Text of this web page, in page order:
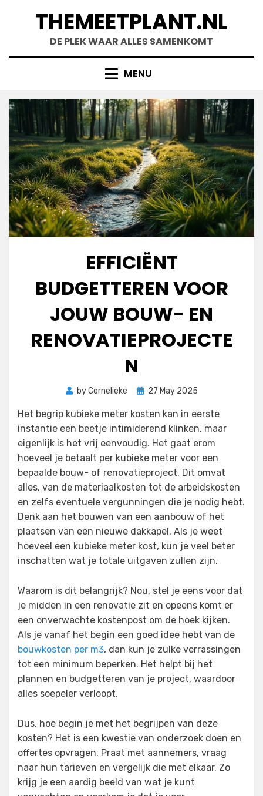
THEMEETPLANT.NL
DE PLEK WAAR ALLES SAMENKOMT
MENU
EFFICIËNT
BUDGETTEREN VOOR
JOUW BOUW- EN
RENOVATIEPROJECTE
N
byCornelieke
Posted
27 May 2025
Het begrip kubieke meter kosten kan in eerste
instantie een beetje intimiderend klinken, maar
eigenlijk is het vrij eenvoudig. Het gaat erom
hoeveel je betaalt per kubieke meter voor een
bepaalde bouw- of renovatieproject. Dit omvat
alles, van de materiaalkosten tot de arbeidskosten
en zelfs eventuele vergunningen die je nodig hebt.
Denk aan het bouwen van een aanbouw of het
plaatsen van een nieuwe dakkapel. Als je weet
hoeveel een kubieke meter kost, kun je veel beter
inschatten wat je totale uitgaven zullen zijn.
Waarom is dit belangrijk? Nou, stel je eens voor dat
je midden in een renovatie zit en opeens komt er
een onverwachte kostenpost om de hoek kijken.
Als je vanaf het begin een goed idee hebt van de
bouwkosten per m3, dan kun je zulke verrassingen
tot een minimum beperken. Het helpt bij het
plannen en budgetteren van je project, waardoor
alles soepeler verloopt.
Dus, hoe begin je met het begrijpen van deze
kosten? Het is een kwestie van onderzoek doen en
offertes opvragen. Praat met aannemers, vraag
naar hun tarieven en vergelijk die met elkaar. Zo
krijg je een aardig beeld van wat je kunt